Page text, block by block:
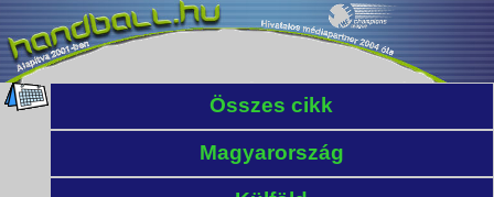
Összes cikk
Magyarország